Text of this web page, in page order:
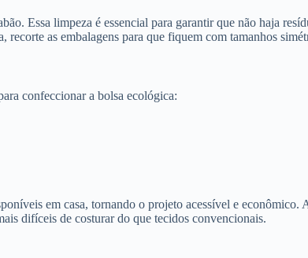
Essa limpeza é essencial para garantir que não haja
as embalagens para que fiquem com tamanhos
confeccionar a bolsa ecológica:
em casa, tornando o projeto acessível e econômico.
difíceis de costurar do que tecidos convencionais.